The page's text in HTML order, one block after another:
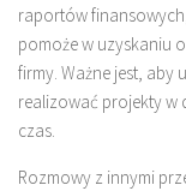
raportów
pomoże w uzyskaniu
firmy. Ważne jest, aby
realizować projekty w
czas.
Rozmowy z innymi